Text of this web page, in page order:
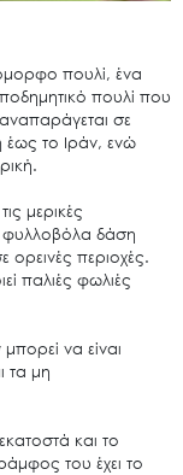
πουλί, ένα
πουλί που
σε
έως το Ιράν, ενώ
μερικές
φυλλοβόλα δάση
περιοχές.
παλιές φωλιές
να είναι
τα μη
και το
του έχει το